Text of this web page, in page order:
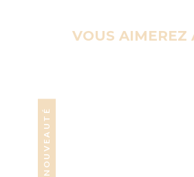
VOUS AIMEREZ
NOUVEAUTÉ